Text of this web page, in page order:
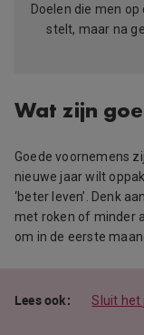
Doelen die men
stelt, maar na
Wat zijn
Goede voornemens
nieuwe jaar wilt
‘beter leven’. Denk
met roken of minder
om in de eerste
Sluit het